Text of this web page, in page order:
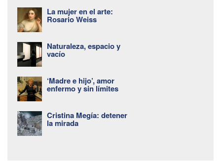
La mujer en el arte:
Rosario Weiss
Naturaleza, espacio y
vacío
‘Madre e hijo’, amor
enfermo y sin límites
Cristina Megía: detener
la mirada